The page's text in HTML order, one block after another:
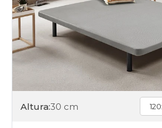
Altura:30 cm